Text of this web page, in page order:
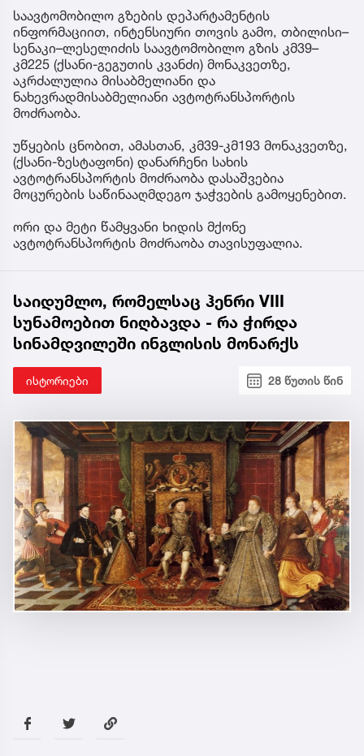
მასწავლებლის დედა
საავტომობილო გზების დეპარტამენტის
ინფორმაციით, ინტენსიური თოვის გამო, თბილისი–
სენაკი–ლესელიძის საავტომობილო გზის კმ39–
კმ225 (ქსანი-გეგუთის კვანძი) მონაკვეთზე,
აკრძალულია მისაბმელიანი და
ნახევრადმისაბმელიანი ავტოტრანსპორტის
მოძრაობა.
უწყების ცნობით, ამასთან, კმ39-კმ193 მონაკვეთზე,
(ქსანი-ზესტაფონი) დანარჩენი სახის
ავტოტრანსპორტის მოძრაობა დასაშვებია
მოცურების საწინააღმდეგო ჯაჭვების გამოყენებით.
ორი და მეტი წამყვანი ხიდის მქონე
ავტოტრანსპორტის მოძრაობა თავისუფალია.
საიდუმლო, რომელსაც ჰენრი VIII
სუნამოებით ნიღბავდა - რა ჭირდა
სინამდვილეში ინგლისის მონარქს
ისტორიები 28 წუთის წინ